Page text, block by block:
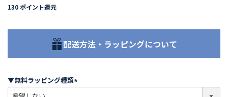
130 ポイント還元
配送方法・ラッピングについて
▼無料ラッピング種類